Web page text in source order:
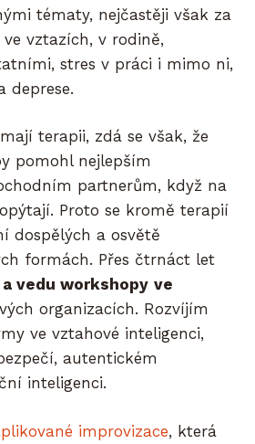
tématy, nejčastěji však za
vztazích, v rodině,
stres v práci i mimo ni,
deprese.
terapii, zdá se však, že
pomohl nejlepším
partnerům, když na
Proto se kromě terapií
dospělých a osvětě
formách. Přes čtrnáct let
vedu workshopy ve
organizacích. Rozvíjím
ve vztahové inteligenci,
autentickém
inteligenci.
improvizace, která